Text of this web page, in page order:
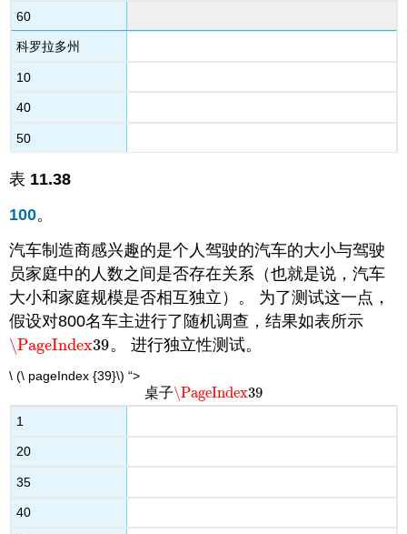
60
科罗拉多州
10
40
50
表 11.38
100。
汽车制造商感兴趣的是个人驾驶的汽车的大小与驾驶
员家庭中的人数之间是否存在关系（也就是说，汽车
大小和家庭规模是否相互独立）。 为了测试这一点，
假设对800名车主进行了随机调查，结果如表所示
\PageIndex39
\PageIndex39。 进行独立性测试。
\ (\ pageIndex {39}\) “>
1
20
35
40
桌子\PageIndex39
\PageIndex39